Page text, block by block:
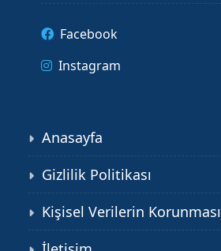
Facebook
Instagram
Anasayfa
Gizlilik Politikası
Kişisel Verilerin Korunması